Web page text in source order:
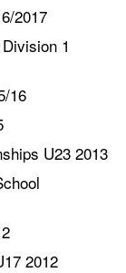
2017
1
16
U23 2013
2012